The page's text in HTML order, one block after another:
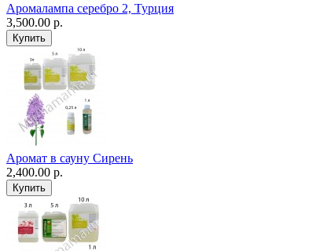
Аромалампа серебро 2, Турция
3,500.00 р.
Аромат в сауну Сирень
2,400.00 р.